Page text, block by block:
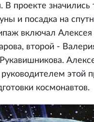
В проекте значились
и посадка на
включал
второй -
этой
космонавтов.